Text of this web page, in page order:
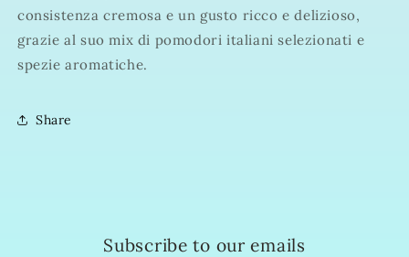
consistenza cremosa e un gusto ricco e delizioso,
grazie al suo mix di pomodori italiani selezionati e
spezie aromatiche.
Share
Subscribe to our emails